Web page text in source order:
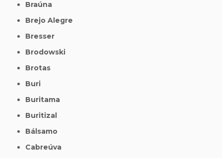
Braúna
Brejo Alegre
Bresser
Brodowski
Brotas
Buri
Buritama
Buritizal
Bálsamo
Cabreúva